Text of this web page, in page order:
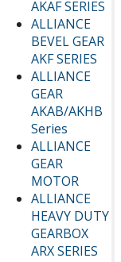
AKAF SERIES
ALLIANCE
BEVEL GEAR
AKF SERIES
ALLIANCE
GEAR
AKAB/AKHB
Series
ALLIANCE
GEAR
MOTOR
ALLIANCE
HEAVY DUTY
GEARBOX
ARX SERIES